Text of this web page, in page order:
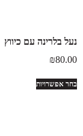
נעל בלרינה עם כיווץ
₪80.00
בחר אפשרויות